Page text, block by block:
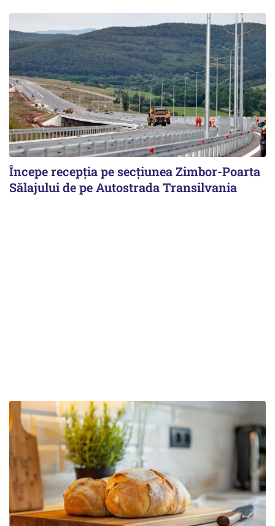
Începe recepţia pe secţiunea Zimbor-Poarta
Sălajului de pe Autostrada Transilvania